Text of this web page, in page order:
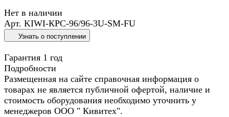
Нет в наличии
Арт. KIWI-КРС-96/96-3U-SM-FU
Узнать о поступлении
Гарантия 1 год
Подробности
Размещенная на сайте справочная информация о
товарах не является публичной офертой, наличие и
стоимость оборудования необходимо уточнить у
менеджеров ООО " Кивитех".